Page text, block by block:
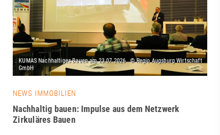
NEWS IMMOBILIEN
Nachhaltig bauen: Impulse aus dem Netzwerk
Zirkuläres Bauen